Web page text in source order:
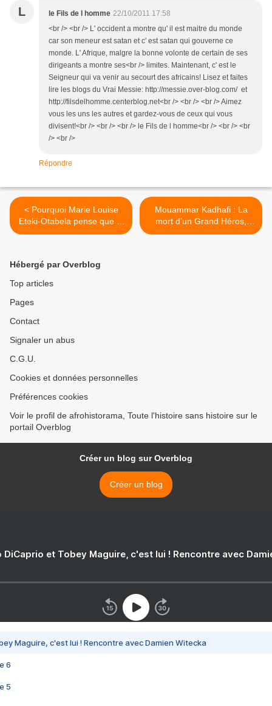
L le Fils de l homme 22/10/2011 17:58
<br /> <br /> L' occident a montre qu' il est maitre du monde
car son meneur est satan et c' est satan qui gouverne ce
monde. L' Afrique, malgre la bonne volonte de certain de ses
dirigeants a montre ses<br /> limites. Maintenant, c' est le
Seigneur qui va venir au secourt des africains! Lisez et faites
lire les blogs du Vrai Messie: http://messie.over-blog.com/ et
http://filsdelhomme.centerblog.net<br /> <br /> <br /> Aimez
vous les uns les autres et gardez-vous de ceux qui vous
divisent!<br /> <br /> <br /> le Fils de l homme<br /> <br /> <br
/> <br />
Répondre
< Pourquoi Marie Louise
Eteki-Otabela pense que le
Cameroun a besoin d'une
Mouammar Kadhafi : La
mort d’un Grand Héros,
assassiné pour avoir voulu
Hébergé par Overblog
Top articles
Pages
Contact
Signaler un abus
C.G.U.
Cookies et données personnelles
Préférences cookies
Voir le profil de afrohistorama, Toute l'histoire sans histoire sur le
portail Overblog
Créer un blog sur Overblog
Créer un blog
DiCaprio et Tobey Maguire, c'est lui ! Rencontre avec
Maguire, c'est lui ! Rencontre avec Damien Witecka
6
5